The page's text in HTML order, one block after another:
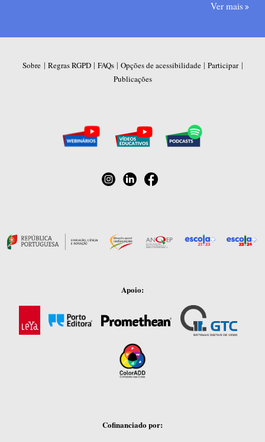
Ver mais
Sobre | Regras RGPD| FAQs| Opções de acessibilidade| Participar|
Publicações
Apoio:
Cofinanciado por: